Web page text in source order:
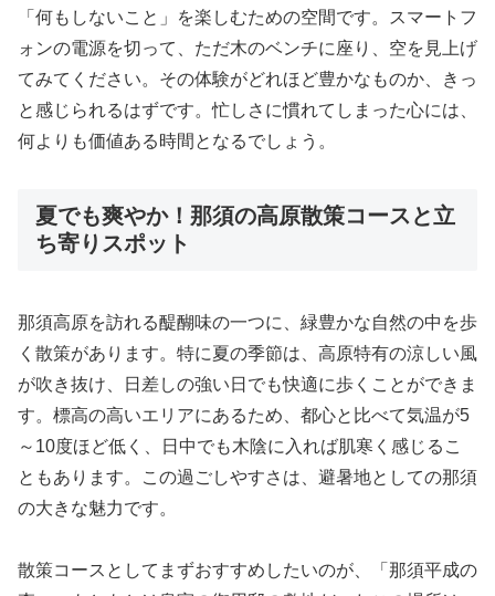
「何もしないこと」を楽しむための空間です。スマートフ
ォンの電源を切って、ただ木のベンチに座り、空を見上げ
てみてください。その体験がどれほど豊かなものか、きっ
と感じられるはずです。忙しさに慣れてしまった心には、
何よりも価値ある時間となるでしょう。
夏でも爽やか！那須の高原散策コースと立
ち寄りスポット
那須高原を訪れる醍醐味の一つに、緑豊かな自然の中を歩
く散策があります。特に夏の季節は、高原特有の涼しい風
が吹き抜け、日差しの強い日でも快適に歩くことができま
す。標高の高いエリアにあるため、都心と比べて気温が5
～10度ほど低く、日中でも木陰に入れば肌寒く感じるこ
ともあります。この過ごしやすさは、避暑地としての那須
の大きな魅力です。
散策コースとしてまずおすすめしたいのが、「那須平成の